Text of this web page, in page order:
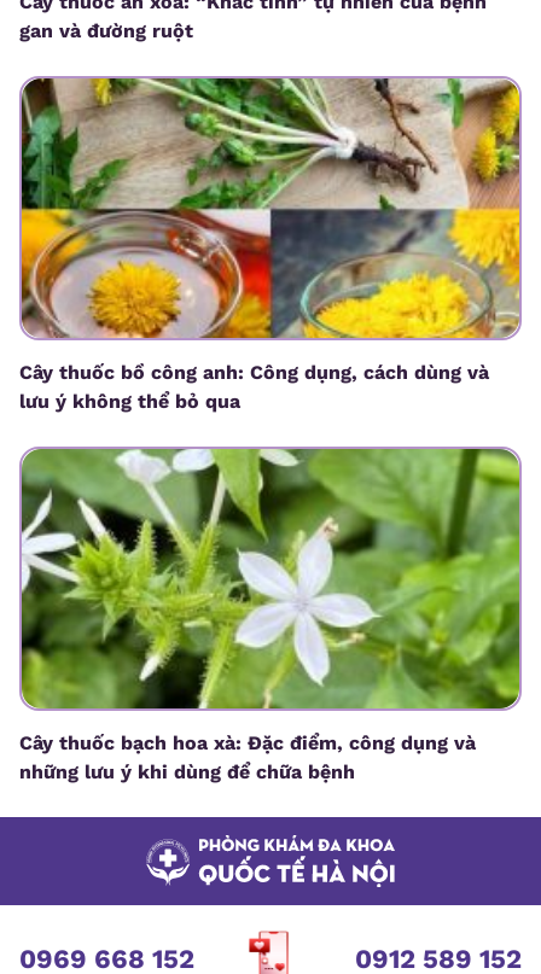
gan và đường ruột
Cây thuốc bồ công anh: Công dụng, cách dùng và
lưu ý không thể bỏ qua
Cây thuốc bạch hoa xà: Đặc điểm, công dụng và
những lưu ý khi dùng để chữa bệnh
0969 668 152 0912 589 152